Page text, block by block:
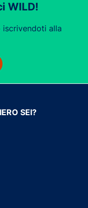
WILD!
alla
SEI?